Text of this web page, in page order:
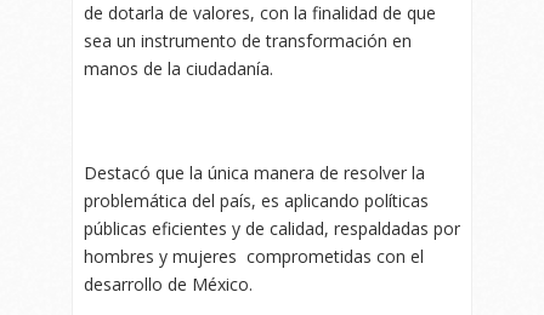
de dotarla de valores, con la finalidad de que
sea un instrumento de transformación en
manos de la ciudadanía.
Destacó que la única manera de resolver la
problemática del país, es aplicando políticas
públicas eficientes y de calidad, respaldadas por
hombres y mujeres comprometidas con el
desarrollo de México.